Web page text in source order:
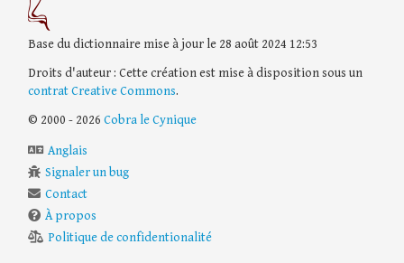
Base du dictionnaire mise à jour le 28 août 2024 12:53
Droits d'auteur : Cette création est mise à disposition sous un
contrat Creative Commons.
© 2000 - 2026 Cobra le Cynique
Anglais
Signaler un bug
Contact
À propos
Politique de confidentionalité